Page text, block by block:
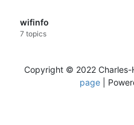
wifinfo
7 topics
Copyright © 2022 Charles-
page |